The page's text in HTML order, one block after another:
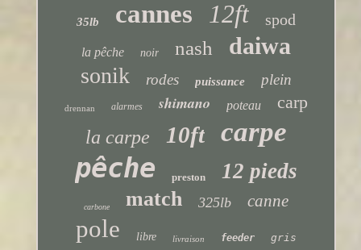
35lb cannes 12ft spod
la pêche noir nash daiwa
sonik rodes puissance plein
drennan alarmes shimano poteau carp
la carpe 10ft carpe
pêche preston 12 pieds
carbone match 325lb canne
pole libre livraison feeder gris